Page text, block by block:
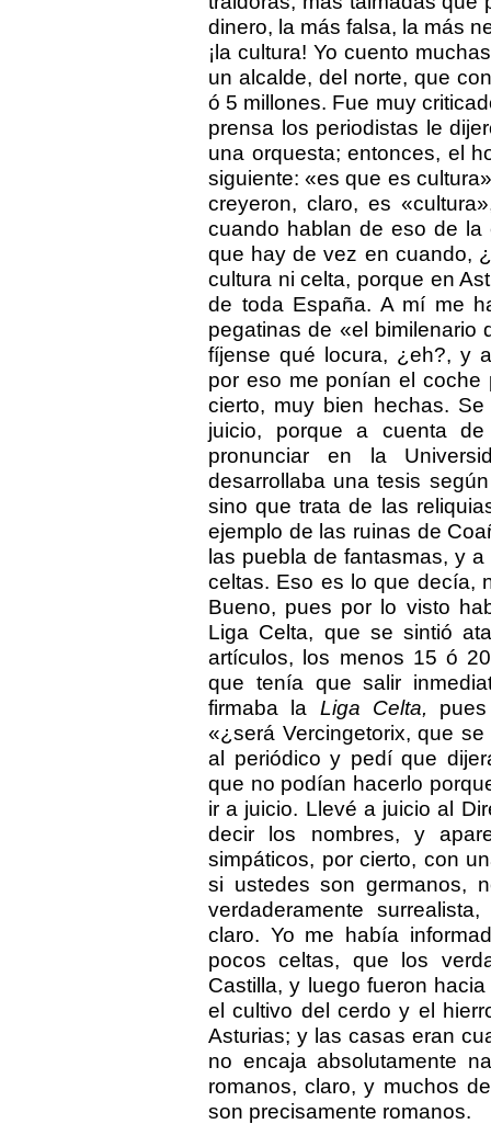
dinero, la más falsa, la más
¡la cultura! Yo cuento
un alcalde, del norte, que
ó 5 millones. Fue muy
prensa los periodistas le
una orquesta; entonces, el
siguiente: «es que es
creyeron, claro, es
cuando hablan de eso de la
que hay de vez en cuando,
cultura ni celta, porque en
de toda España. A mí me
pegatinas de «el bimilenario
fíjense qué locura, ¿eh?, y
por eso me ponían el coche
cierto, muy bien hechas.
juicio, porque a cuenta
pronunciar en la
desarrollaba una tesis
sino que trata de las
ejemplo de las ruinas de
las puebla de fantasmas, y
celtas. Eso es lo que decía,
Bueno, pues por lo visto
Liga Celta, que se sintió
artículos, los menos 15 ó
que tenía que salir
firmaba la Liga Celta,
«¿será Vercingetorix, que
al periódico y pedí que
que no podían hacerlo
ir a juicio. Llevé a juicio al
decir los nombres, y
simpáticos, por cierto, con
si ustedes son germanos,
verdaderamente
claro. Yo me había
pocos celtas, que los
Castilla, y luego fueron
el cultivo del cerdo y el
Asturias; y las casas eran
no encaja absolutamente
romanos, claro, y muchos
son precisamente romanos.